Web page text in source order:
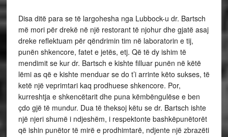
Disa ditë para se të largohesha nga Lubbock-u dr. Bartsch
më mori për drekë në një restorant të njohur dhe gjatë asaj
dreke reflektuam për qëndrimin tim në laboratorin e tij,
punën shkencore, fatet e jetës, etj. Që të dy ishim të
mendimit se kur dr. Bartsch e kishte filluar punën në këtë
lëmi as që e kishte menduar se do t’i arrinte këto sukses, të
ketë një veprimtari kaq prodhuese shkencore. Por,
kurreshtja e shkencëtarit dhe puna këmbëngulëse e ben
çdo gjë të mundur. Dua të theksoj këtu se dr. Bartsch ishte
një njeri shumë i ndjeshëm, i respektonte bashkëpunëtorët
që ishin punëtor të mirë e prodhimtarë, ndjente një zbrazëti